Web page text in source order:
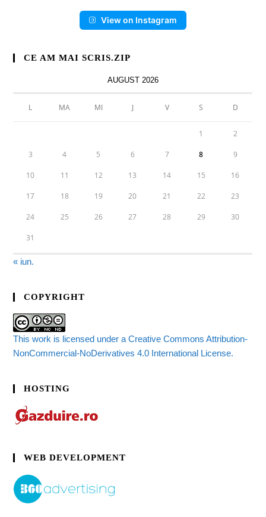
View on Instagram
CE AM MAI SCRIS.ZIP
AUGUST 2026
L MA MI J V S D
1 2
3 4 5 6 7 8 9
10 11 12 13 14 15 16
17 18 19 20 21 22 23
24 25 26 27 28 29 30
31
« iun.
COPYRIGHT
This work is licensed under a Creative Commons Attribution-
NonCommercial-NoDerivatives 4.0 International License.
HOSTING
WEB DEVELOPMENT